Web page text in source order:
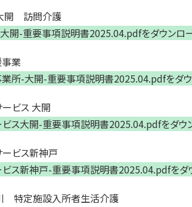
開 訪問介護
開-重要事項説明書2025.04.pdfをダウンロ
業
所-大開-重要事項説明書2025.04.pdfをダ
ビス 大開
ビス大開-重要事項説明書2025.04.pdfをダウ
ビス新神戸
ビス新神戸-重要事項説明書2025.04.pdfをダ
特定施設入所者生活介護